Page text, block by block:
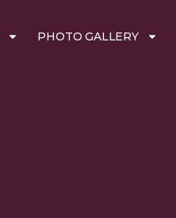
PHOTO GALLERY